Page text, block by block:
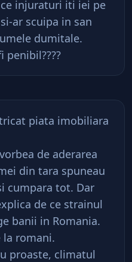
injuraturi iti iei pe
ar scuipa in san
dumitale.
penibil????
piata imobiliara
de aderarea
din tara spuneau
cumpara tot. Dar
de ce strainul
banii in Romania.
la romani.
proaste, climatul